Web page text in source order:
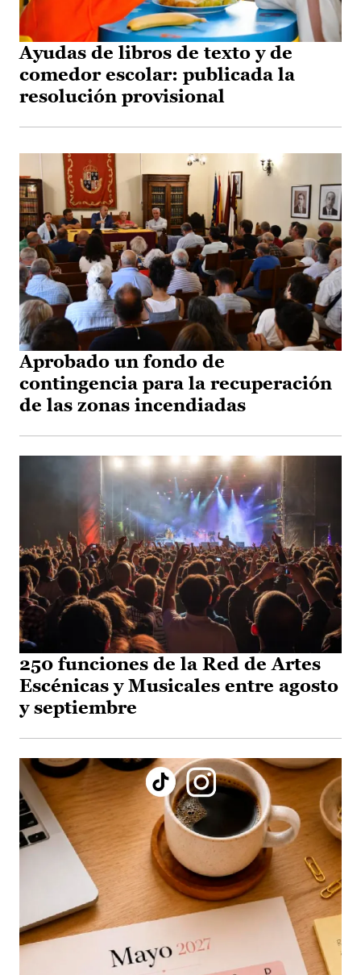
Ayudas de libros de texto y de
comedor escolar: publicada la
resolución provisional
Aprobado un fondo de
contingencia para la recuperación
de las zonas incendiadas
250 funciones de la Red de Artes
Escénicas y Musicales entre agosto
y septiembre